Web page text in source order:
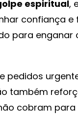
espiritual,
confiança
para enganar
pedidos
também
cobram